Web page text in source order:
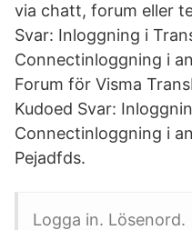
via chatt, forum eller
Svar: Inloggning i
Connectinloggning i
Forum för Visma
Kudoed Svar:
Connectinloggning i
Pejadfds.
Logga in. Lösenord.